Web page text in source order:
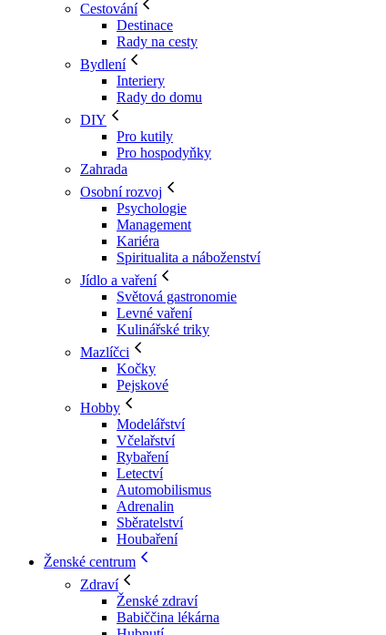
Cestování
Destinace
Rady na cesty
Bydlení
Interiery
Rady do domu
DIY
Pro kutily
Pro hospodyňky
Zahrada
Osobní rozvoj
Psychologie
Management
Kariéra
Spiritualita a náboženství
Jídlo a vaření
Světová gastronomie
Levné vaření
Kulinářské triky
Mazlíčci
Kočky
Pejskové
Hobby
Modelářství
Včelařství
Rybaření
Letectví
Automobilismus
Adrenalin
Sběratelství
Houbaření
Ženské centrum
Zdraví
Ženské zdraví
Babiččina lékárna